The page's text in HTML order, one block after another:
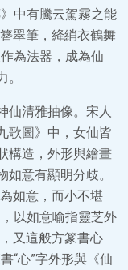
中有騰云駕霧之能
翠筆，絳綃衣鶴舞
為法器，成為仙
仙清雅抽像。宋人
歌圖》中，女仙皆
構造，外形與繪畫
意有顯明分歧。
如意，而小不堪
以如意喻指靈芝外
又這般方篆書心
“心”字外形與《仙